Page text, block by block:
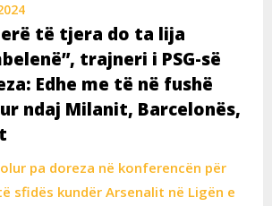
të tjera do ta lija
trajneri i PSG-së
Edhe me të në fushë
ndaj Milanit, Barcelonës,
pa doreza në konferencën për
sfidës kundër Arsenalit në Ligën e